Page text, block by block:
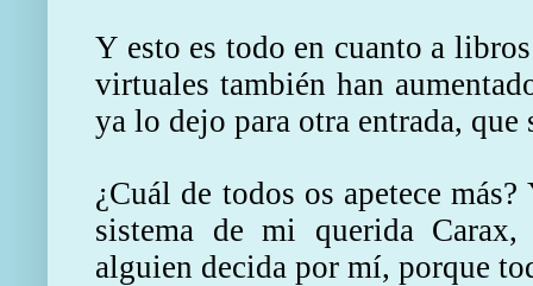
Y esto es todo en cuanto a
virtuales también han
ya lo dejo para otra entrada, que
¿Cuál de todos os apetece
sistema de mi querida
alguien decida por mí, porque